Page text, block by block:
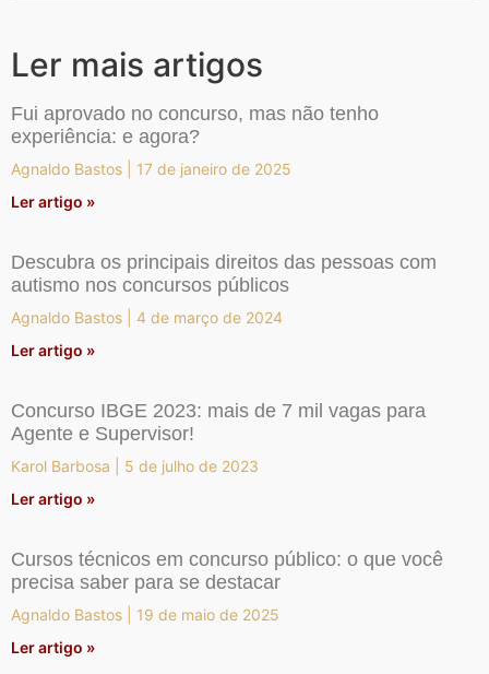
Ler mais artigos
Fui aprovado no concurso, mas não tenho
experiência: e agora?
Agnaldo Bastos
17 de janeiro de 2025
Ler artigo »
Descubra os principais direitos das pessoas com
autismo nos concursos públicos
Agnaldo Bastos
4 de março de 2024
Ler artigo »
Concurso IBGE 2023: mais de 7 mil vagas para
Agente e Supervisor!
Karol Barbosa
5 de julho de 2023
Ler artigo »
Cursos técnicos em concurso público: o que você
precisa saber para se destacar
Agnaldo Bastos
19 de maio de 2025
Ler artigo »